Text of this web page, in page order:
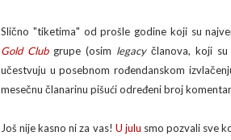
Slično "tiketima" od prošle godine koji su
Gold Club grupe (osim legacyčlanova, koji su
učestvuju u posebnom rođendanskom
mesečnu članarinu pišući određeni broj
Još nije kasno ni za vas! U julu smo pozvali sve